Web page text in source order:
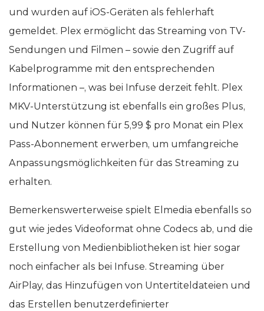
und wurden auf iOS-Geräten als fehlerhaft
gemeldet. Plex ermöglicht das Streaming von TV-
Sendungen und Filmen – sowie den Zugriff auf
Kabelprogramme mit den entsprechenden
Informationen –, was bei Infuse derzeit fehlt. Plex
MKV-Unterstützung ist ebenfalls ein großes Plus,
und Nutzer können für 5,99 $ pro Monat ein Plex
Pass-Abonnement erwerben, um umfangreiche
Anpassungsmöglichkeiten für das Streaming zu
erhalten.
Bemerkenswerterweise spielt Elmedia ebenfalls so
gut wie jedes Videoformat ohne Codecs ab, und die
Erstellung von Medienbibliotheken ist hier sogar
noch einfacher als bei Infuse. Streaming über
AirPlay, das Hinzufügen von Untertiteldateien und
das Erstellen benutzerdefinierter